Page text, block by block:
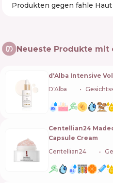
Produkten gegen fahle
Neueste Produkte
d'Alba Intensive
D'Alba
Centellian24
Capsule Cream
Centellian24